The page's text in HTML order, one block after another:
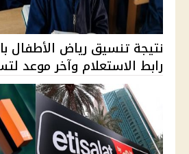
نتيجة تنسيق رياض الأطفال
رابط الاستعلام وآخر موعد